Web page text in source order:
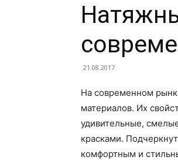
21.08.2017
На современном
материалов. Их
удивительные,
красками.
комфортным и